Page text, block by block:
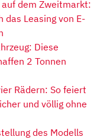
dem Zweitmarkt:
das Leasing von E-
Diese
2 Tonnen
Rädern: So feiert
und völlig ohne
des Modells